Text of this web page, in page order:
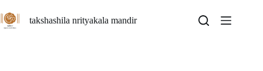
to
content
takshashila nrityakala mandir